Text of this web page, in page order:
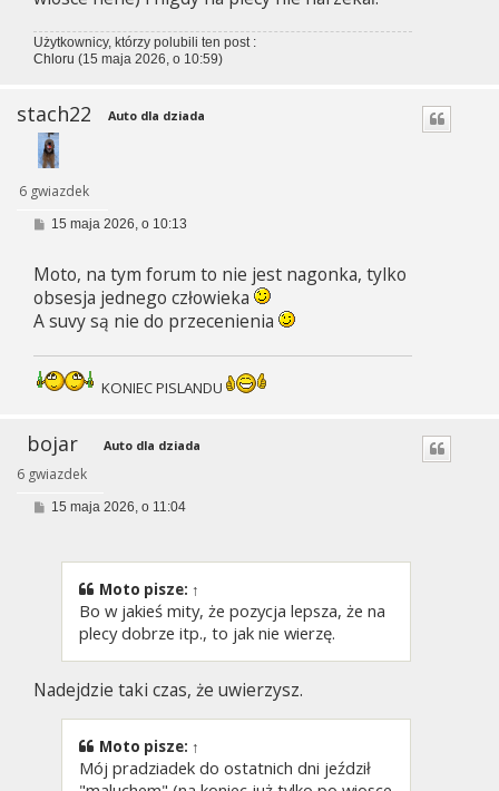
Użytkownicy, którzy polubili ten post :
Chloru (15 maja 2026, o 10:59)
stach22
6 gwiazdek
Auto dla dziada
P
t
15 maja 2026, o 10:13
Moto, na tym forum to nie jest nagonka, tylko
obsesja jednego człowieka
A suvy są nie do przecenienia
KONIEC PISLANDU
bojar
6 gwiazdek
Auto dla dziada
P15 maja 2026, o 11:04
Moto pisze: ↑
Bo w jakieś mity, że pozycja lepsza, że na
plecy dobrze itp., to jak nie wierzę.
Nadejdzie taki czas, że uwierzysz.
Moto pisze: ↑
Mój pradziadek do ostatnich dni jeździł